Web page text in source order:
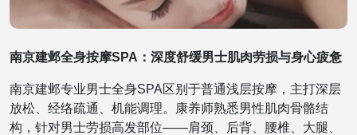
南京建邺全身按摩SPA：深度舒缓男士肌肉劳损与身心疲惫
南京建邺专业男士全身SPA区别于普通浅层按摩，主打深层
放松、经络疏通、机能调理。康养师熟悉男性肌肉骨骼结
构，针对男士劳损高发部位——肩颈、后背、腰椎、大腿、